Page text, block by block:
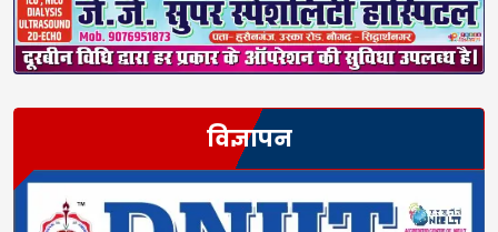
विज्ञापन